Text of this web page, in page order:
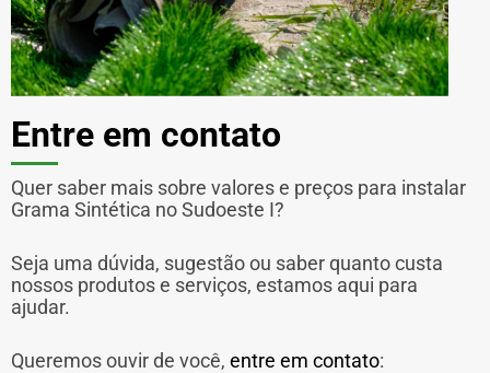
Entre em contato
Quer saber mais sobre valores e preços para instalar
Grama Sintética no Sudoeste I?
Seja uma dúvida, sugestão ou saber quanto custa
nossos produtos e serviços, estamos aqui para
ajudar.
Queremos ouvir de você, entre em contato: